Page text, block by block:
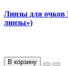
Линзы для очков
линзы»)
В корзину